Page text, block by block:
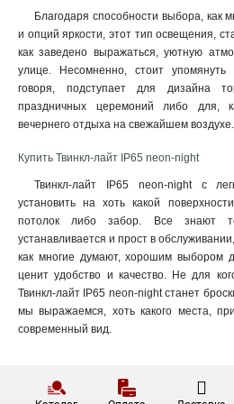
Благодаря способности выбора, как
и опций яркости, этот тип освещения,
как заведено выражаться, уютную
улице. Несомненно, стоит
говоря, подступает для дизайна
праздничных церемоний либо для,
вечернего отдыха на свежайшем воздухе.
Купить Твинкл-лайт IP65 neon-night
Твинкл-лайт IP65 neon-night с
установить на хоть какой
потолок либо забор. Все знают
устанавливается и прост в
как многие думают, хорошим выбором
ценит удобство и качество. Не для
Твинкл-лайт IP65 neon-night станет
мы выражаемся, хоть какого места,
современный вид.